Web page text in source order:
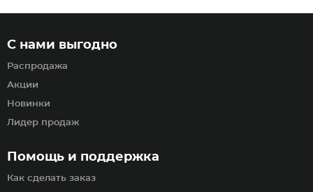
Помощь и поддержка
Как сделать заказ
С нами выгодно
Распродажа
Акции
Новинки
Лидер продаж